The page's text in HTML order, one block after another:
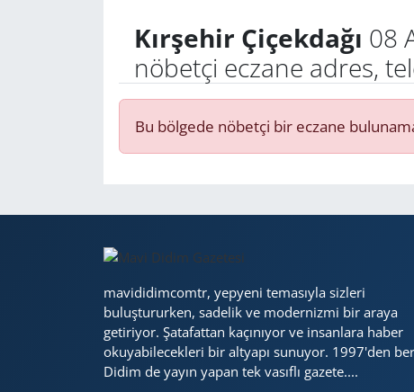
Kırşehir Çiçekdağı 08
nöbetçi eczane adres,
Bu bölgede nöbetçi bir eczane
mavididimcomtr, yepyeni temasıyla sizleri
buluştururken, sadelik ve modernizmi bir araya
getiriyor. Şatafattan kaçınıyor ve insanlara haber
okuyabilecekleri bir altyapı sunuyor. 1997'den
Didim de yayın yapan tek vasıflı gazete....